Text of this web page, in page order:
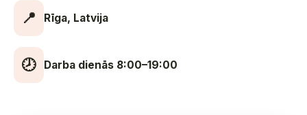
📍 Rīga, Latvija
🕗 Darba dienās 8:00–19:00